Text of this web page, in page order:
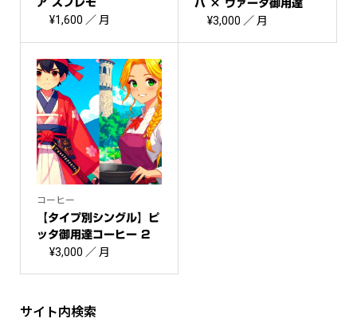
ア スプレモ
¥1,600 ／ 月
パ × ヴァータ御用達
コ...
¥3,000 ／ 月
コーヒー
【タイプ別シングル】ピ
ッタ御用達コーヒー 2
0...
¥3,000 ／ 月
サイト内検索